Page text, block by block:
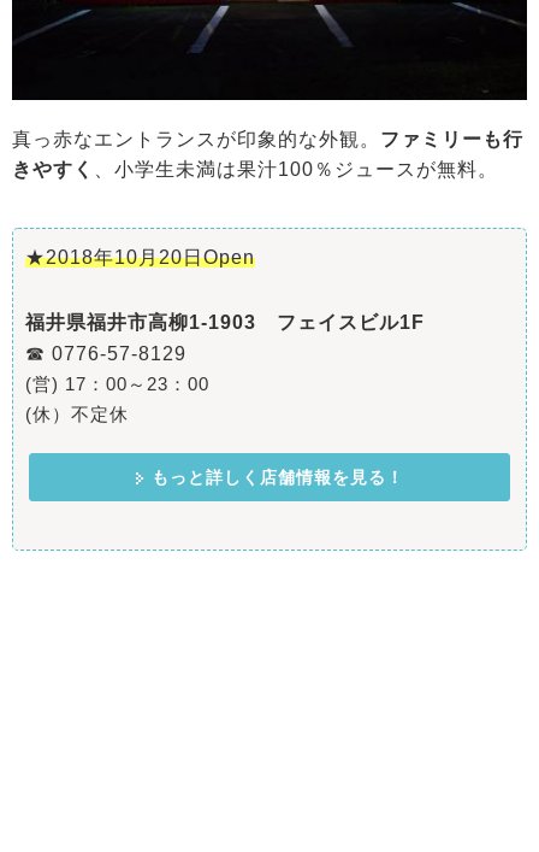
真っ赤なエントランスが印象的な外観。 ファミリーも行
きやすく
、小学生未満は果汁100％ジュースが無料。
★2018年10月20日Open
福井県福井市高柳1-1903 フェイスビル1F
☎ 0776-57-8129
(営) 17：00～23：00
(休）不定休
もっと詳しく店舗情報を見る！